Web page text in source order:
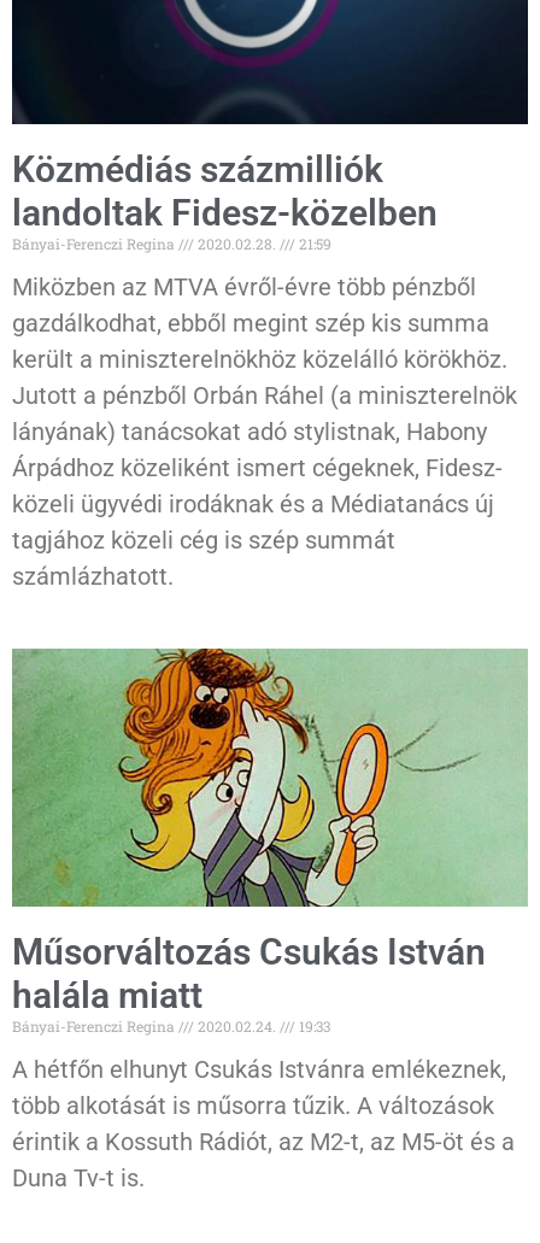
Közmédiás százmilliók
landoltak Fidesz-közelben
Bányai-Ferenczi Regina 2020.02.28. 21:59
Miközben az MTVA évről-évre több pénzből
gazdálkodhat, ebből megint szép kis summa
került a miniszterelnökhöz közelálló körökhöz.
Jutott a pénzből Orbán Ráhel (a miniszterelnök
lányának) tanácsokat adó stylistnak, Habony
Árpádhoz közeliként ismert cégeknek, Fidesz-
közeli ügyvédi irodáknak és a Médiatanács új
tagjához közeli cég is szép summát
számlázhatott.
Műsorváltozás Csukás István
halála miatt
Bányai-Ferenczi Regina 2020.02.24. 19:33
A hétfőn elhunyt Csukás Istvánra emlékeznek,
több alkotását is műsorra tűzik. A változások
érintik a Kossuth Rádiót, az M2-t, az M5-öt és a
Duna Tv-t is.